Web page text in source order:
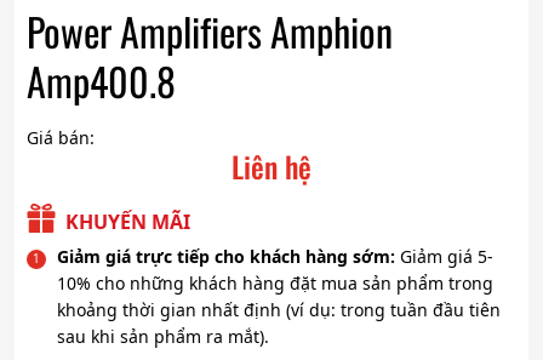
Power Amplifiers Amphion
Amp400.8
Giá bán:
Liên hệ
KHUYẾN MÃI
Giảm giá trực tiếp cho khách hàng sớm: Giảm giá 5-
10% cho những khách hàng đặt mua sản phẩm trong
khoảng thời gian nhất định (ví dụ: trong tuần đầu tiên
sau khi sản phẩm ra mắt).